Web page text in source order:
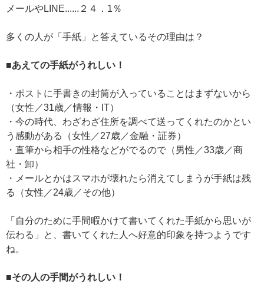
メールやLINE......２４．1％
多くの人が「手紙」と答えているその理由は？
■あえての手紙がうれしい！
・ポストに手書きの封筒が入っていることはまずないから
（女性／31歳／情報・IT）
・今の時代、わざわざ住所を調べて送ってくれたのかとい
う感動がある（女性／27歳／金融・証券）
・直筆から相手の性格などがでるので（男性／33歳／商
社・卸）
・メールとかはスマホが壊れたら消えてしまうが手紙は残
る（女性／24歳／その他）
「自分のために手間暇かけて書いてくれた手紙から思いが
伝わる」と、書いてくれた人へ好意的印象を持つようです
ね。
■その人の手間がうれしい！